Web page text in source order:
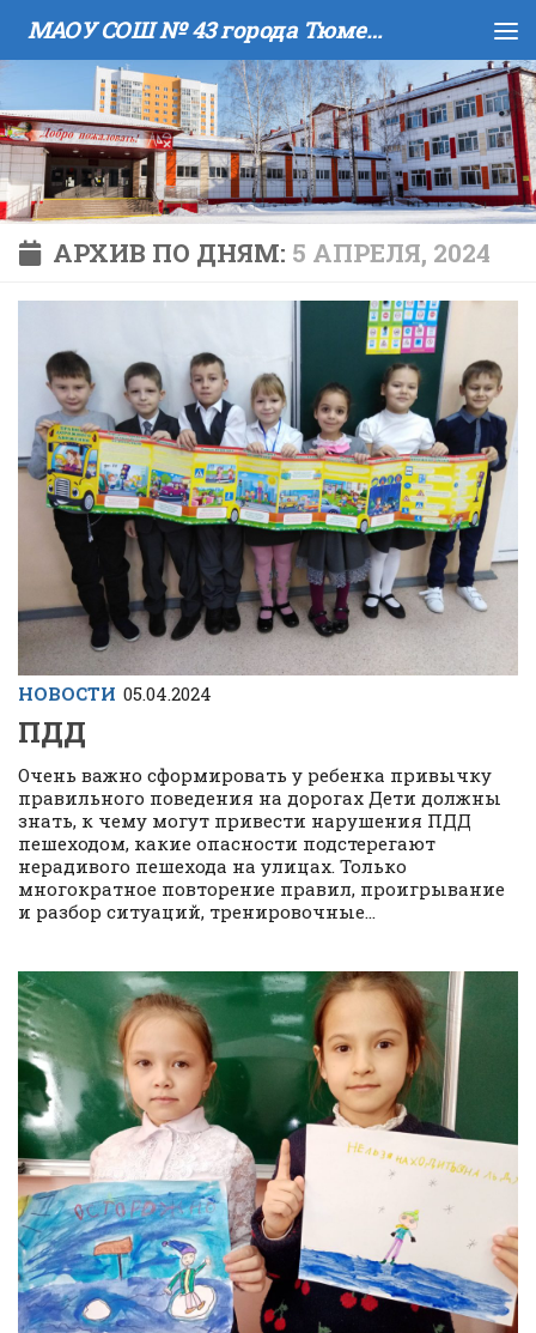
Skip to content МАОУ COШ № 43 города Тюмени имени В.И. Муравленко
АРХИВ ПО ДНЯМ: 5 АПРЕЛЯ, 2024
НОВОСТИ 05.04.2024
ПДД
Очень важно сформировать у ребенка привычку
правильного поведения на дорогах Дети должны
знать, к чему могут привести нарушения ПДД
пешеходом, какие опасности подстерегают
нерадивого пешехода на улицах. Только
многократное повторение правил, проигрывание
и разбор ситуаций, тренировочные...